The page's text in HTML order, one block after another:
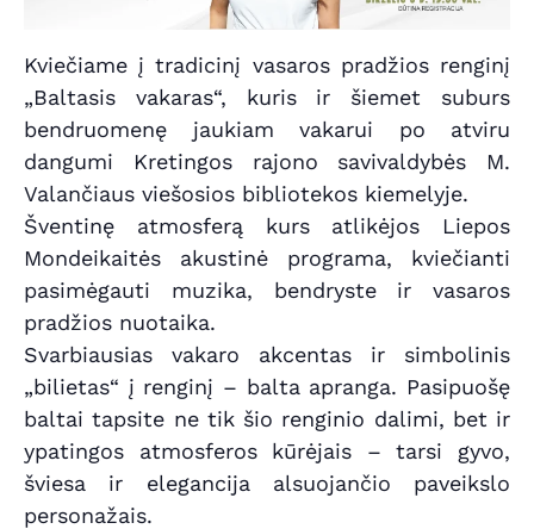
Kviečiame į tradicinį vasaros pradžios renginį
„Baltasis vakaras“, kuris ir šiemet suburs
bendruomenę jaukiam vakarui po atviru
dangumi Kretingos rajono savivaldybės M.
Valančiaus viešosios bibliotekos kiemelyje.
Šventinę atmosferą kurs atlikėjos Liepos
Mondeikaitės akustinė programa, kviečianti
pasimėgauti muzika, bendryste ir vasaros
pradžios nuotaika.
Svarbiausias vakaro akcentas ir simbolinis
„bilietas“ į renginį – balta apranga. Pasipuošę
baltai tapsite ne tik šio renginio dalimi, bet ir
ypatingos atmosferos kūrėjais – tarsi gyvo,
šviesa ir elegancija alsuojančio paveikslo
personažais.